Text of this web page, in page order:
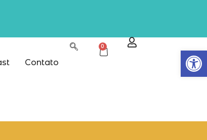
Abrir
Contato
0